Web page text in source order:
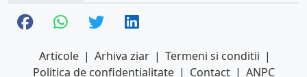
Articole | Arhiva ziar | Termeni si conditii |
Politica de confidentialitate | Contact | ANPC